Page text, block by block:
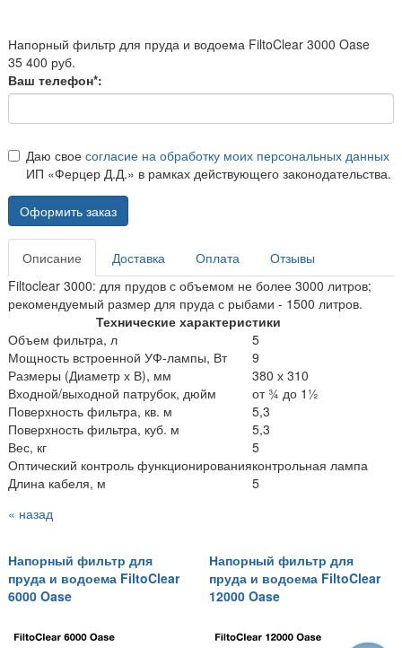
Напорный фильтр для пруда и водоема FiltoClear 3000 Oase
35 400 руб.
Ваш телефон*:
Даю свое согласие на обработку моих персональных данных
ИП «Ферцер Д.Д.» в рамках действующего законодательства.
Оформить заказ
Описание Доставка Оплата
Отзывы
Filtoclear 3000: для прудов с объемом не более 3000 литров;
рекомендуемый размер для пруда с рыбами - 1500 литров.
Технические характеристики
Объем фильтра, л
5
Мощность встроенной УФ-лампы, Вт
9
Размеры (Диаметр х В), мм
380 х 310
Входной/выходной патрубок, дюйм
от ¾ до 1½
Поверхность фильтра, кв. м
5,3
Поверхность фильтра, куб. м
5,3
Вес, кг
5
Оптический контроль функционированияконтрольная лампа
Длина кабеля, м
5
« назад
Напорный фильтр для
пруда и водоема FiltoClear
6000 Oase
Напорный фильтр для
пруда и водоема FiltoClear
12000 Oase